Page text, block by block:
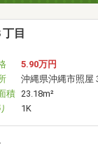
目
5.90万円
沖縄県沖縄市照屋
積 23.18m²
1K